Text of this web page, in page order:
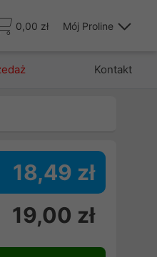
0,00 zł Mój Proline
Kontakt
18,49 zł
19,00 zł